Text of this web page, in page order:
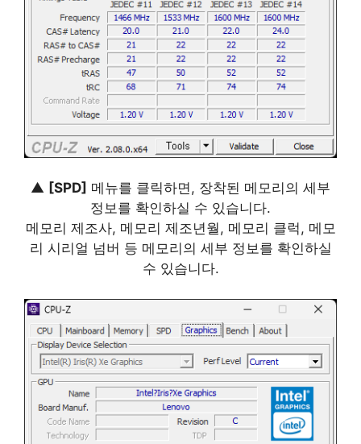
▲ [SPD] 메뉴를 클릭하면, 장착된 메모리의 세부
정보를 확인하실 수 있습니다.
메모리 제조사, 메모리 제조년월, 메모리 클럭, 메모
리 시리얼 넘버 등 메모리의 세부 정보를 확인하실
수 있습니다.